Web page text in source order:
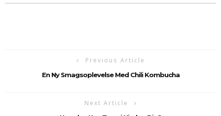
Previous Article
En Ny Smagsoplevelse Med Chili Kombucha
Next Article